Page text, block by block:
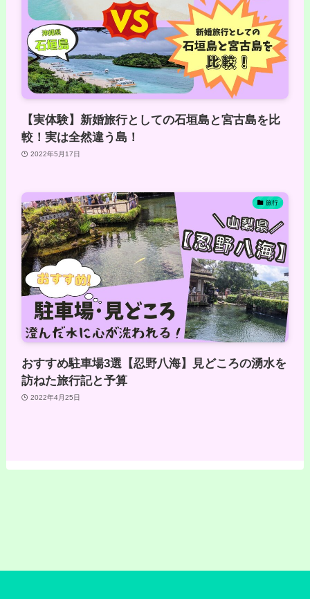
【実体験】新婚旅行としての石垣島と宮古島を比
較！実は全然違う島！
2022年5月17日
旅行
おすすめ駐車場3選【忍野八海】見どころの湧水を
訪ねた旅行記と予算
2022年4月25日